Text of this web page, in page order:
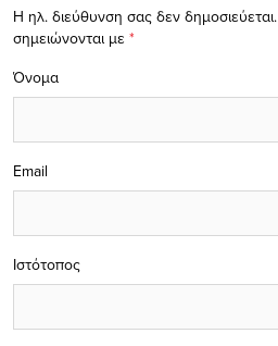
Η ηλ. διεύθυνση σας δεν δημοσιεύεται.
σημειώνονται με *
Όνομα
Email
Ιστότοπος